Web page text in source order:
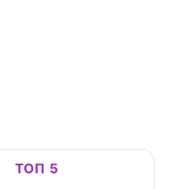
ТОП 5